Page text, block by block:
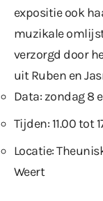
expositie ook
muzikale
verzorgd door
uit Ruben en
Data: zondag 8
Tijden: 11.00 tot
Locatie:
Weert